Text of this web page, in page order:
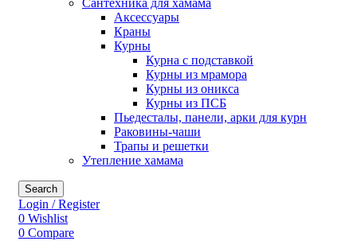
Сантехника для хамама
Аксессуары
Краны
Курны
Курна с подставкой
Курны из мрамора
Курны из оникса
Курны из ПСБ
Пьедесталы, панели, арки для курн
Раковины-чаши
Трапы и решетки
Утепление хамама
Search
Login / Register
0 Wishlist
0 Compare